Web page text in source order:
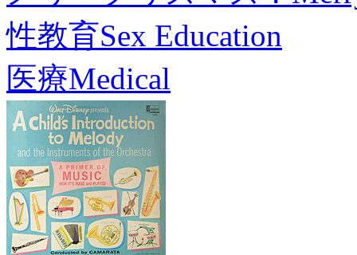
性教育Sex Education
医療Medical